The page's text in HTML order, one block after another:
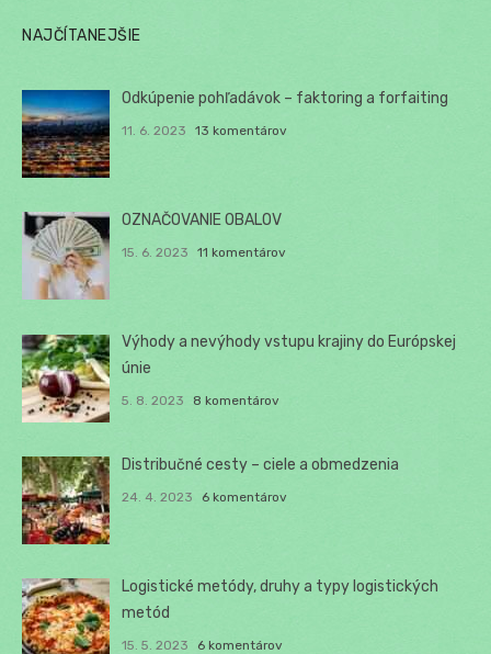
NAJČÍTANEJŠIE
Odkúpenie pohľadávok – faktoring a forfaiting
11. 6. 2023 13 komentárov
OZNAČOVANIE OBALOV
15. 6. 2023 11 komentárov
Výhody a nevýhody vstupu krajiny do Európskej
únie
5. 8. 2023 8 komentárov
Distribučné cesty – ciele a obmedzenia
24. 4. 2023 6 komentárov
Logistické metódy, druhy a typy logistických
metód
15. 5. 2023 6 komentárov